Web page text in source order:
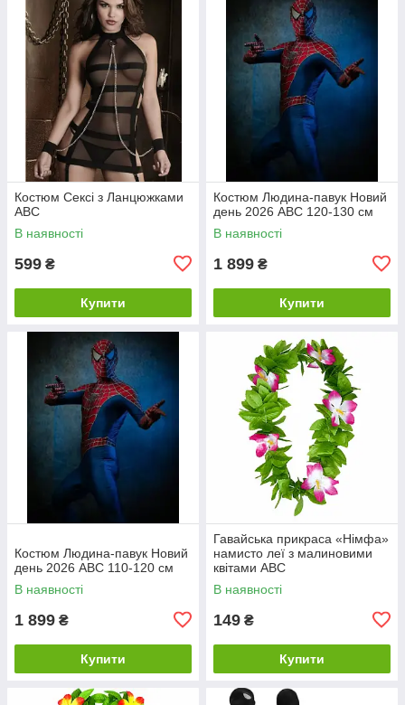
Костюм Сексі з Ланцюжками
ABC
В наявності
599 ₴
Купити
Костюм Людина-павук Новий
день 2026 ABC 120-130 см
В наявності
1 899 ₴
Купити
Костюм Людина-павук Новий
день 2026 ABC 110-120 см
В наявності
1 899 ₴
Купити
Гавайська прикраса «Німфа»
намисто леї з малиновими
квітами ABC
В наявності
149 ₴
Купити